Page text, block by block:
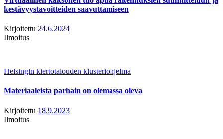
kestävyystavoitteiden saavuttamiseen
Kirjoitettu 24.6.2024
Ilmoitus
Helsingin kiertotalouden klusteriohjelma
Materiaaleista parhain on olemassa oleva
Kirjoitettu 18.9.2023
Ilmoitus